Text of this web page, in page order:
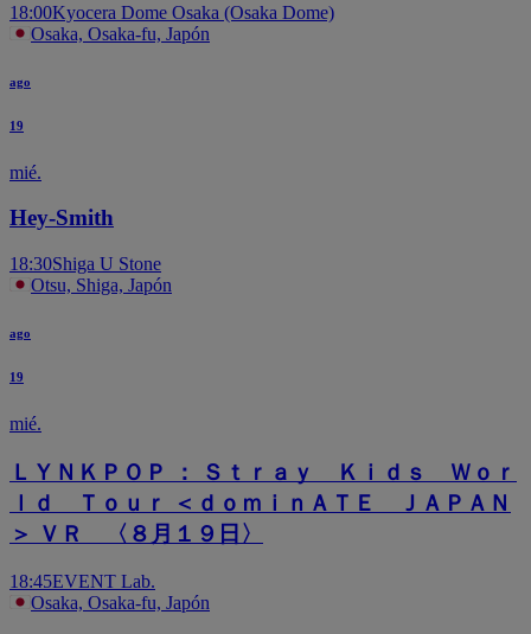
18:00Kyocera Dome Osaka (Osaka Dome)
Osaka, Osaka-fu, Japón
ago
19
mié.
Hey-Smith
18:30Shiga U Stone
Otsu, Shiga, Japón
ago
19
mié.
ＬＹＮＫＰＯＰ ： Ｓｔｒａｙ Ｋｉｄｓ Ｗｏｒ
ｌｄ Ｔｏｕｒ ＜ｄｏｍｉｎＡＴＥ ＪＡＰＡＮ
＞ ＶＲ 〈８月１９日〉
18:45EVENT Lab.
Osaka, Osaka-fu, Japón